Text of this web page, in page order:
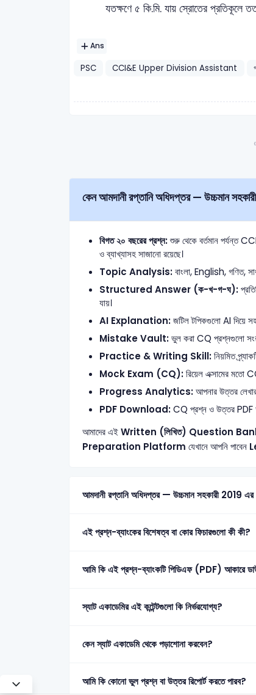
যতক্ষণে ৫ কি.মি. যায় স্রোতের প্রতিকূলে
Ans
PSC CCI&E Upper Division Assistant
‹
বিগত ২০ বছরের প্রশ্ন:শুরু থেকে বর্তমান পর্যন্ত
ও ব্যাখ্যাসহ সাজানো রয়েছে।
Topic Analysis:বাংলা, English, গণিত,
Structured Answer (ক-খ-গ-ঘ):
যায়।
AI Explanation:জটিল টপিকগুলো AI দিয়ে
Mistake Vault:ভুল করা CQ প্রশ্নগুলো
Practice & Writing Skill:নিয়মিত
Mock Exam (CQ):রিয়েল এক্সামের মতো
Progress Analytics:আপনার উত্তর লেখার
PDF Download:CQ প্রশ্ন ও উত্তর PDF
আমাদের এইWritten (লিখিত) Question
Preparation Platform যেখানে আপনি পাবেন
আমদানী রপ্তানি
এই প্রশ্ন-ব্যাংকের বিশেষত্ব বা কোর ফিচারগুলো কী কী?
আমি কি এই প্রশ্ন-ব্যাংকটি পিডিএফ (PDF) আকারে
স্যাট একাডেমির এই কন্টেন্টগুলো কি নির্ভরযোগ্য?
কেন স্যাট একাডেমি থেকে পড়াশোনা করবেন?
আমি কি কোনো ভুল প্রশ্ন বা উত্তর রিপোর্ট করতে পারব?